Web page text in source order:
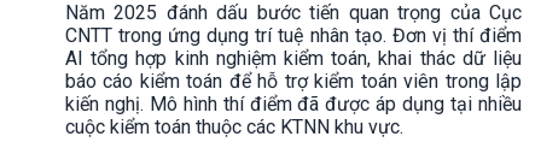
Năm 2025 đánh dấu bước tiến quan trọng của Cục
CNTT trong ứng dụng trí tuệ nhân tạo. Đơn vị thí điểm
AI tổng hợp kinh nghiệm kiểm toán, khai thác dữ liệu
báo cáo kiểm toán để hỗ trợ kiểm toán viên trong lập
kiến nghị. Mô hình thí điểm đã được áp dụng tại nhiều
cuộc kiểm toán thuộc các KTNN khu vực.